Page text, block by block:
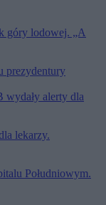
góry lodowej. „A
prezydentury
wydały alerty dla
lekarzy.
Południowym.